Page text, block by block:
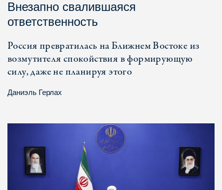
Внезапно свалившаяся
ответственность
Россия превратилась на Ближнем Востоке из
возмутителя спокойствия в формирующую
силу, даже не планируя этого
Даниэль Герлах